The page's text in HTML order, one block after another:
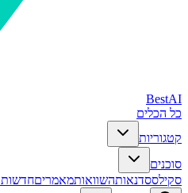
BestAI
כל הכלים
קטגוריות
סוכנים
סקילססדנאותהשוואותמאמריםחדשות AI